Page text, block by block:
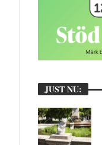
JUST NU: